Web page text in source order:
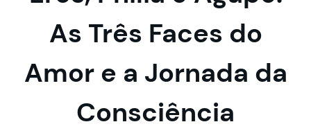
As Três Faces do
Amor e a Jornada da
Consciência